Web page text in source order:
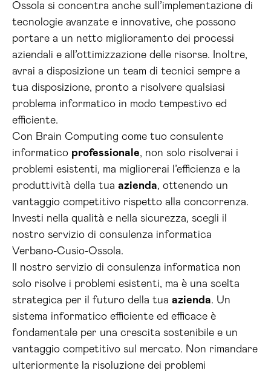
Ossola si concentra anche sull’implementazione di
tecnologie avanzate e innovative, che possono
portare a un netto miglioramento dei processi
aziendali e all’ottimizzazione delle risorse. Inoltre,
avrai a disposizione un team di tecnici sempre a
tua disposizione, pronto a risolvere qualsiasi
problema informatico in modo tempestivo ed
efficiente.
Con Brain Computing come tuo consulente
informatico professionale, non solo risolverai i
problemi esistenti, ma migliorerai l’efficienza e la
produttività della tua azienda, ottenendo un
vantaggio competitivo rispetto alla concorrenza.
Investi nella qualità e nella sicurezza, scegli il
nostro servizio di consulenza informatica
Verbano-Cusio-Ossola.
Il nostro servizio di consulenza informatica non
solo risolve i problemi esistenti, ma è una scelta
strategica per il futuro della tua azienda. Un
sistema informatico efficiente ed efficace è
fondamentale per una crescita sostenibile e un
vantaggio competitivo sul mercato. Non rimandare
ulteriormente la risoluzione dei problemi